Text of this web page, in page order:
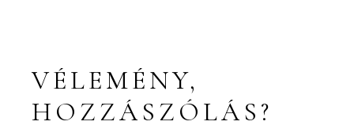
VÉLEMÉNY,
HOZZÁSZÓLÁS?